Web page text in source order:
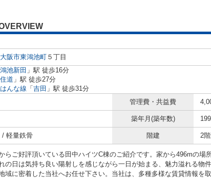
阪市東鴻池町 ５丁目
鴻池新田 」駅 徒歩16分
住道 」駅 徒歩27分
んな線 「 吉田 」駅 徒歩31分
管理費・共益費
築年月(築年数)
/ 軽量鉄骨 階建 2
らご好評頂いている田中ハイツC棟のご紹介です。家から496mの場
の日は気持ち良い陽射しを感じながら一日が始まる、魅力溢れる物
域に密着した当社へお任せ下さい。当社は、多種多様な賃貸情報を